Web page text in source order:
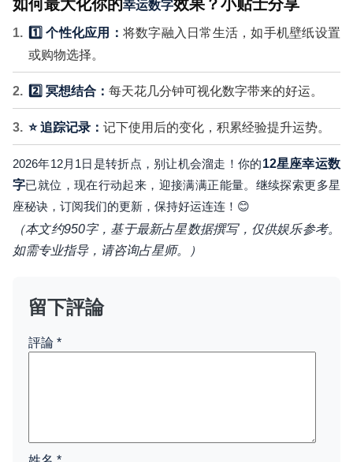
如何最大化你的幸运数字效果？小贴士分享
1️⃣ 个性化应用： 将数字融入日常生活，如手机壁纸设置
或购物选择。
2️⃣ 冥想结合： 每天花几分钟可视化数字带来的好运。
⭐ 追踪记录： 记下使用后的变化，积累经验提升运势。
2026年12月1日是转折点，别让机会溜走！你的12星座幸运数
字已就位，现在行动起来，迎接满满正能量。继续探索更多星
座秘诀，订阅我们的更新，保持好运连连！😊
（本文约950字，基于最新占星数据撰写，仅供娱乐参考。
如需专业指导，请咨询占星师。）
留下評論
評論 *